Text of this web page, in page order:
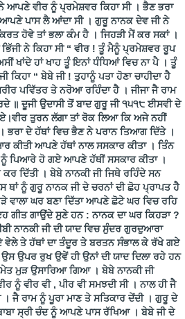
ਆਪਣੇ ਵੀਰ ਨੂੰ ਪ੍ਰਮੇਸ਼ਵਰ ਕਿਹਾ ਸੀ । ਭੈਣ ਭਰਾ
ਪਾਸ ਲੈ ਆਂਦਾ ਸੀ । ਗੁਰੂ ਨਾਨਕ ਦੇਵ ਜੀ ਨੇ
ਹੋਵੇ ਤਾਂ ਭਲਾ ਕੰਮ ਹੈ । ਜਿਹੜੀ ਮੈਂ ਕਰ ਸਕਾਂ ।
ਭਿੱਜੀ ਨੇ ਕਿਹਾ ਸੀ “ ਵੀਰ ! ਤੂੰ ਮੈਨੂੰ ਪ੍ਰਮੇਸ਼ਵਰ ਰੂਪ
ਖਾਂਦੇ ਹਾਂ ਖਾਹ ਤੂੰ ਇਨਾਂ ਧੰਧਿਆਂ ਵਿਚ ਨਾ ਪੈ । ਤੂੰ
ਕਿਹਾ “ ਬੇਬੇ ਜੀ ! ਤੁਹਾਨੂੰ ਪਤਾ ਹੋਣਾ ਚਾਹੀਦਾ ਹੈ
ਪਵਿੱਤਰ ਤੇ ਨਰੋਆ ਰਹਿੰਦਾ ਹੈ । ਜੀਜਾ ਜੈ ਰਾਮ
॥ ਦੂਜੀ ਉਦਾਸੀ ਤੋਂ ਬਾਦ ਗੁਰੂ ਜੀ ੧੫੧੮ ਈਸਵੀ ਦੇ
ਤੁਰਨ ਲੱਗਾ ਤਾਂ ਰੋਕ ਲਿਆ ਕਿ ਅਜੇ ਨਹੀਂ
ਭਰਾ ਦੇ ਹੱਥਾਂ ਵਿਚ ਭੈਣ ਨੇ ਪਰਾਨ ਤਿਆਗ ਦਿੱਤੇ ।
ਕੀਤੀ ਆਪਣੇ ਹੱਥਾਂ ਨਾਲ ਸਸਕਾਰ ਕੀਤਾ । ਤਿੰਨ
ਨੂੰ ਪਿਆਰੇ ਹੋ ਗਏ ਆਪਣੇ ਹੱਥੀਂ ਸਸਕਾਰ ਕੀਤਾ ।
ਦਿੱਤੀ । ਬੇਬੇ ਨਾਨਕੀ ਜੀ ਜਿਥੇ ਰਹਿੰਦੇ ਸਨ
ਥਾਂ ਨੂੰ ਗੁਰੂ ਨਾਨਕ ਜੀ ਦੇ ਚਰਨਾਂ ਦੀ ਛੋਹ ਪ੍ਰਾਪਤ ਹੈ
ਵਾਲਾ ਘਰ ਬਣਾ ਦਿੱਤਾ ਆਪਣੇ ਛੋਟੇ ਘਰ ਵਿਚ ਰਹਿ
ਗੀਤ ਗਾਉਂਦੇ ਸੁਣੇ ਹਨ : ਨਾਨਕ ਦਾ ਘਰ ਕਿਹੜਾ ?
ਨਾਨਕੀ ਜੀ ਦੀ ਯਾਦ ਵਿਚ ਸੁੰਦਰ ਗੁਰਦੁਆਰਾ
ਤੇ ਹੱਥਾਂ ਦਾ ਤੰਦੂਰ ਤੇ ਬਰਤਨ ਸੰਭਾਲ ਕੇ ਰੱਖੇ ਗਏ
ਉਪਰ ਰੁਖ ਉਵੇਂ ਹੀ ਉਨਾਂ ਦੀ ਯਾਦ ਦਿਲਾ ਰਹੇ ਹਨ
ਮੁੜ ਉਸਾਰਿਆ ਗਿਆ । ਬੇਬੇ ਨਾਨਕੀ ਜੀ
ਵੀਰ ਵੀ , ਪੀਰ ਵੀ ਸਮਝਦੀ ਸੀ । ਨਾਲ ਹੀ ਜੈ
। ਜੈ ਰਾਮ ਨੂੰ ਪੂਰਾ ਮਾਣ ਤੇ ਸਤਿਕਾਰ ਦੇਂਦੀ । ਗੁਰੂ ਦੇ
ਸ੍ਰੀ ਚੰਦ ਨੂੰ ਆਪਣੇ ਪਾਸ ਰੱਖਿਆ । ਬੇਬੇ ਜੀ ਦੇ